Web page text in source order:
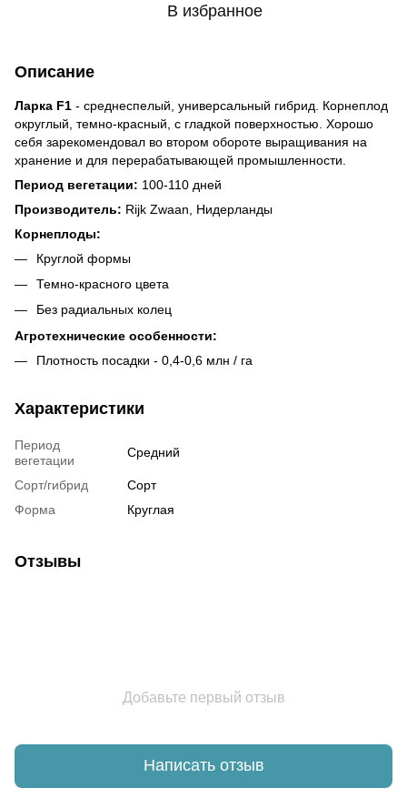
В избранное
Описание
Ларка F1 - среднеспелый, универсальный гибрид. Корнеплод
округлый, темно-красный, с гладкой поверхностью. Хорошо
себя зарекомендовал во втором обороте выращивания на
хранение и для перерабатывающей промышленности.
Период вегетации: 100-110 дней
Производитель: Rijk Zwaan, Нидерланды
Корнеплоды:
Круглой формы
Темно-красного цвета
Без радиальных колец
Агротехнические особенности:
Плотность посадки - 0,4-0,6 млн / га
Характеристики
Период
вегетации
Средний
Сорт/гибрид
Сорт
Форма
Круглая
Отзывы
Добавьте первый отзыв
Написать отзыв